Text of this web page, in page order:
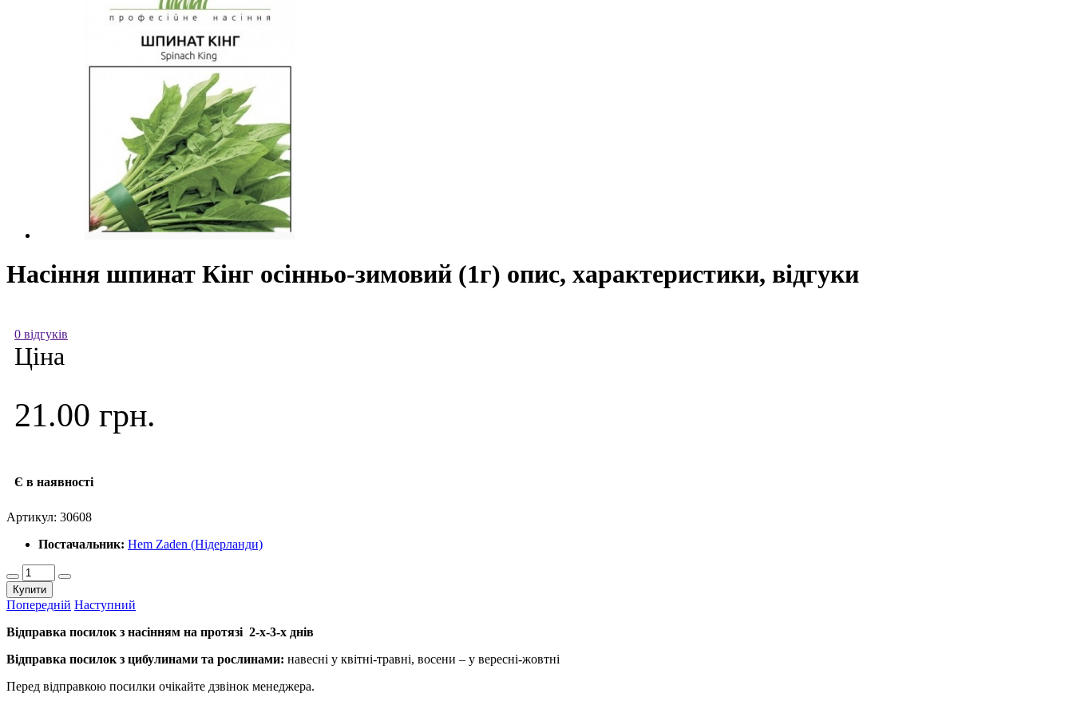
Насіння шпинат Кінг осінньо-зимовий (1г) опис, характеристики, відгуки
0 відгуків
Ціна
21.00 грн.
Є в наявності
Артикул: 30608
Постачальник: Hem Zaden (Нідерланди)
Купити
Попередній Наступний
Відправка посилок з насінням на протязі 2-х-3-х днів
Відправка посилок з цибулинами та рослинами: навесні у квітні-травні, восени – у вересні-жовтні
Перед відправкою посилки очікайте дзвінок менеджера.